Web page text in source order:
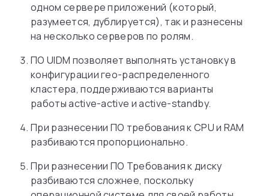
одном сервере приложений (который,
разумеется, дублируется), так и разнесены
на несколько серверов по ролям.
ПО UIDM позволяет выполнять установку в
конфигурации гео-распределенного
кластера, поддерживаются варианты
работы active-active и active-standby.
При разнесении ПО требования к CPU и RAM
разбиваются пропорционально.
При разнесении ПО Требования к диску
разбиваются сложнее, поскольку